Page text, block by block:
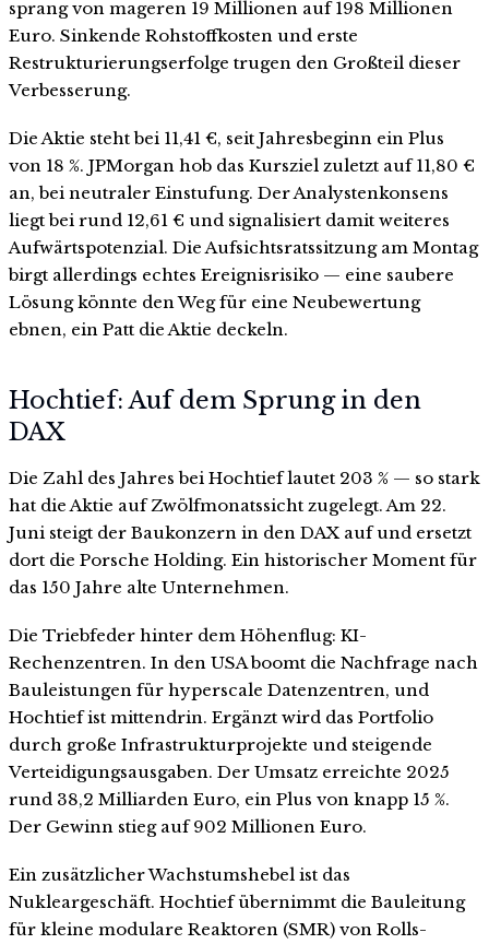
sprang von mageren 19 Millionen auf 198 Millionen
Euro. Sinkende Rohstoffkosten und erste
Restrukturierungserfolge trugen den Großteil dieser
Verbesserung.
Die Aktie steht bei 11,41 €, seit Jahresbeginn ein Plus
von 18 %. JPMorgan hob das Kursziel zuletzt auf 11,80 €
an, bei neutraler Einstufung. Der Analystenkonsens
liegt bei rund 12,61 € und signalisiert damit weiteres
Aufwärtspotenzial. Die Aufsichtsratssitzung am Montag
birgt allerdings echtes Ereignisrisiko — eine saubere
Lösung könnte den Weg für eine Neubewertung
ebnen, ein Patt die Aktie deckeln.
Hochtief: Auf dem Sprung in den
DAX
Die Zahl des Jahres bei Hochtief lautet 203 % — so stark
hat die Aktie auf Zwölfmonatssicht zugelegt. Am 22.
Juni steigt der Baukonzern in den DAX auf und ersetzt
dort die Porsche Holding. Ein historischer Moment für
das 150 Jahre alte Unternehmen.
Die Triebfeder hinter dem Höhenflug: KI-
Rechenzentren. In den USA boomt die Nachfrage nach
Bauleistungen für hyperscale Datenzentren, und
Hochtief ist mittendrin. Ergänzt wird das Portfolio
durch große Infrastrukturprojekte und steigende
Verteidigungsausgaben. Der Umsatz erreichte 2025
rund 38,2 Milliarden Euro, ein Plus von knapp 15 %.
Der Gewinn stieg auf 902 Millionen Euro.
Ein zusätzlicher Wachstumshebel ist das
Nukleargeschäft. Hochtief übernimmt die Bauleitung
für kleine modulare Reaktoren (SMR) von Rolls-